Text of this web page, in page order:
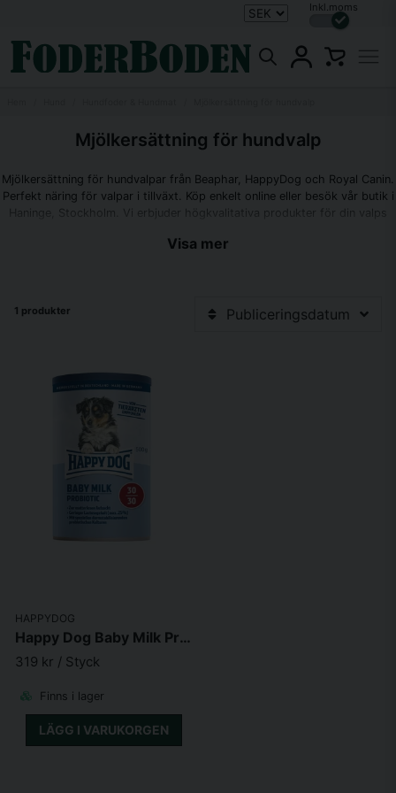
Inkl.moms
Mjölkersättning för hundvalp
Mjölkersättning för hundvalpar från Beaphar, HappyDog och Royal Canin.
Perfekt näring för valpar i tillväxt. Köp enkelt online eller besök vår butik i
Haninge, Stockholm. Vi erbjuder högkvalitativa produkter för din valps
Visa mer
1 produkter Publiceringsdatum
HAPPYDOG
Happy Dog Baby Milk Probiotic (500g)
319 kr / Styck
Finns i lager
LÄGG I VARUKORGEN